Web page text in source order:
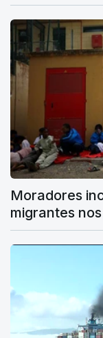
Moradores
migrantes